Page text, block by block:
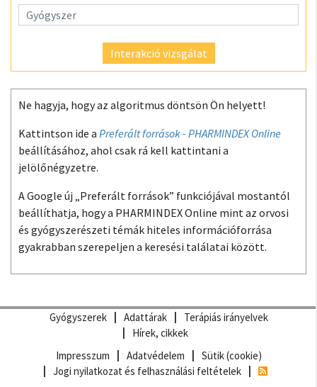
Interakció vizsgálat
Ne hagyja, hogy az algoritmus döntsön Ön helyett!
Kattintson ide a Preferált források - PHARMINDEX Online
beállításához, ahol csak rá kell kattintani a
jelölőnégyzetre.
A Google új „Preferált források” funkciójával mostantól
beállíthatja, hogy a PHARMINDEX Online mint az orvosi
és gyógyszerészeti témák hiteles információforrása
gyakrabban szerepeljen a keresési találatai között.
Gyógyszerek Adattárak
Terápiás irányelvek
Hírek, cikkek
Impresszum
Adatvédelem
Sütik (cookie)
Jogi nyilatkozat és felhasználási feltételek